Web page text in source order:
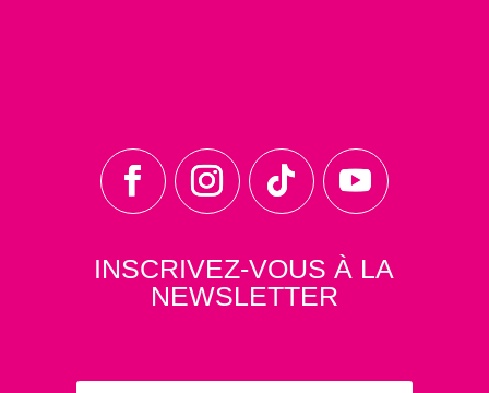
INSCRIVEZ-VOUS À LA
NEWSLETTER